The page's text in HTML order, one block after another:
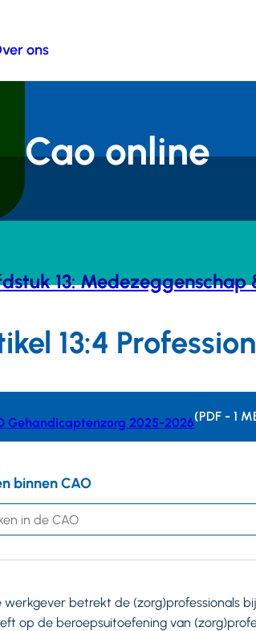
ons
Cao online
13: Medezeggenschap
13:4
Gehandicaptenzorg 2025-2026(PDF - 1
binnen CAO
werkgever betrekt de (zorg)professionals
op de beroepsuitoefening van